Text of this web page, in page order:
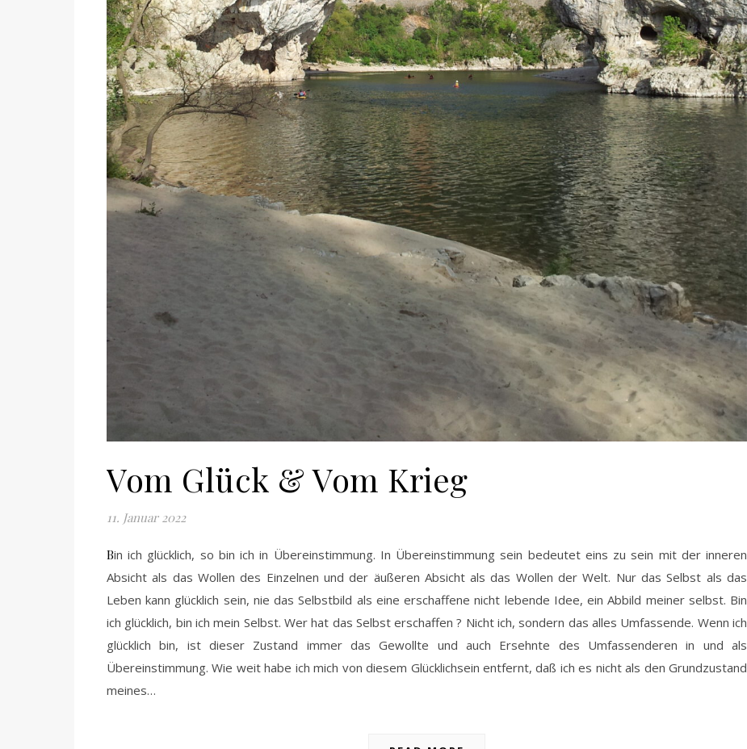
Vom Glück & Vom Krieg
11. Januar 2022
Bin ich glücklich, so bin ich in Übereinstimmung. In Übereinstimmung sein bedeutet eins zu sein mit der inneren
Absicht als das Wollen des Einzelnen und der äußeren Absicht als das Wollen der Welt. Nur das Selbst als das
Leben kann glücklich sein, nie das Selbstbild als eine erschaffene nicht lebende Idee, ein Abbild meiner selbst. Bin
ich glücklich, bin ich mein Selbst. Wer hat das Selbst erschaffen ? Nicht ich, sondern das alles Umfassende. Wenn ich
glücklich bin, ist dieser Zustand immer das Gewollte und auch Ersehnte des Umfassenderen in und als
Übereinstimmung. Wie weit habe ich mich von diesem Glücklichsein entfernt, daß ich es nicht als den Grundzustand
meines…